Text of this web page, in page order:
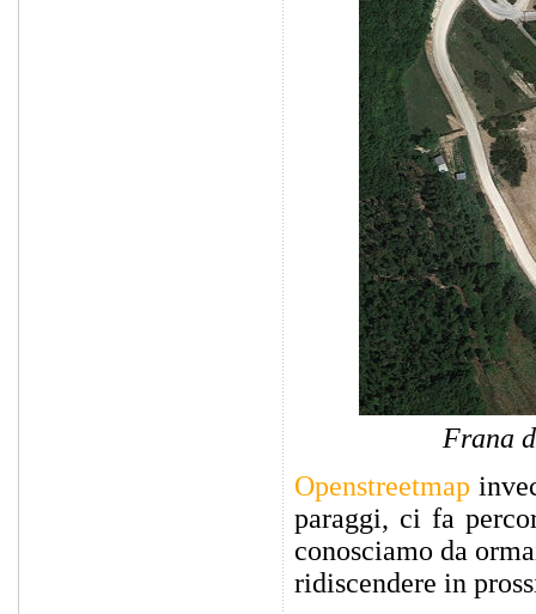
Frana
Openstreetmap
paraggi, ci fa
conosciamo da
ridiscendere in